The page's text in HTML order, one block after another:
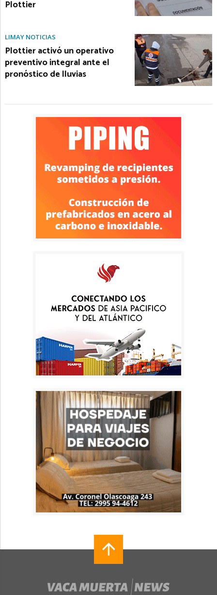
Plottier
LIMAY NOTICIAS
Plottier activó un operativo
preventivo integral ante el
pronóstico de lluvias